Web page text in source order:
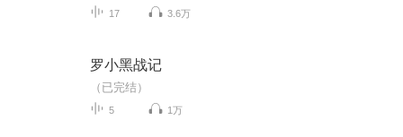
17 3.6万
罗小黑战记
（已完结）
5 1万